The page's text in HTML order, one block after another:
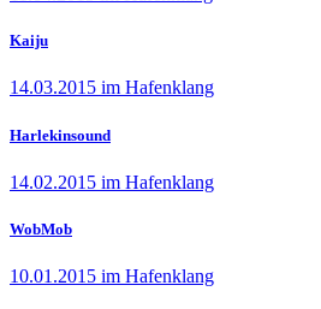
Kaiju
14.03.2015 im Hafenklang
Harlekinsound
14.02.2015 im Hafenklang
WobMob
10.01.2015 im Hafenklang